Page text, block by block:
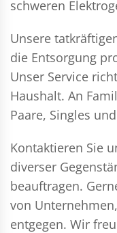
schweren
Unsere
die Entsorgung
Unser Service
Haushalt. An
Paare, Singles
Kontaktieren Sie
diverser
beauftragen.
von
entgegen. Wir